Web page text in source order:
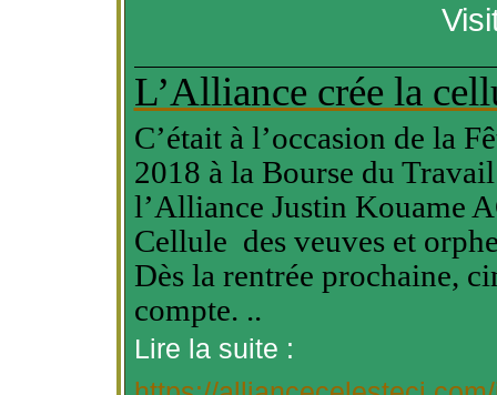
L’Alliance crée la
C’était à l’occasion de la
2018 à la Bourse du
l’Alliance Justin Kouame
Cellule des veuves et
Dès la rentrée prochaine,
compte. ..
Lire la suite :